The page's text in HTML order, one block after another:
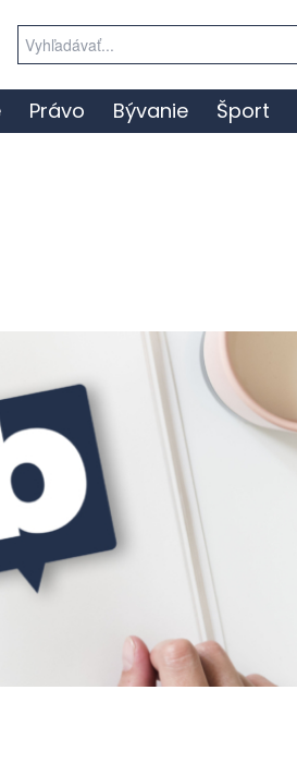
for:
Právo Bývanie Šport